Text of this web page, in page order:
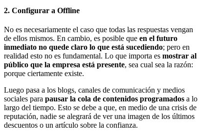
2. Configurar a Offline
No es necesariamente el caso que todas las respuestas vengan
de ellos mismos. En cambio, es posible que en el futuro
inmediato no quede claro lo que está sucediendo; pero en
realidad esto no es fundamental. Lo que importa es mostrar al
público que la empresa está presente, sea cual sea la razón:
porque ciertamente existe.
Luego pasa a los blogs, canales de comunicación y medios
sociales para pausar la cola de contenidos programados a lo
largo del tiempo. Esto se debe a que, en medio de una crisis de
reputación, nadie se alegrará de ver una imagen de los últimos
descuentos o un artículo sobre la confianza.